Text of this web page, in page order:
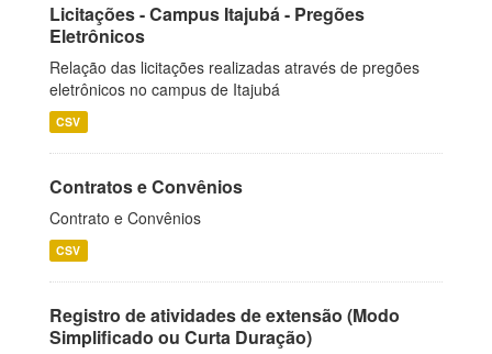
Licitações - Campus Itajubá - Pregões
Eletrônicos
Relação das licitações realizadas através de pregões
eletrônicos no campus de Itajubá
CSV
Contratos e Convênios
Contrato e Convênios
CSV
Registro de atividades de extensão (Modo
Simplificado ou Curta Duração)